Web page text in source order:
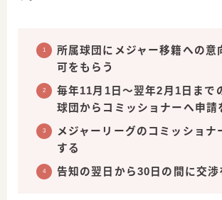
所属球団にメジャー移籍への意
可をもらう
毎年11月1日〜翌年2月1日まで
球団からコミッショナーへ申請
メジャーリーグのコミッショナ
する
告知の翌日から30日の間に交渉